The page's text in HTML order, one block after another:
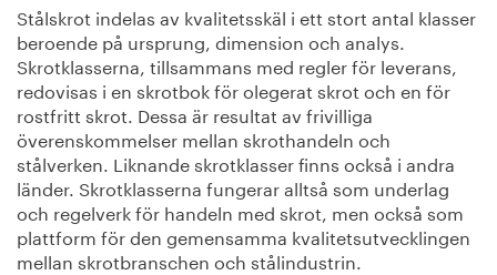
Stålskrot indelas av kvalitetsskäl i ett stort antal klasser
beroende på ursprung, dimension och analys.
Skrotklasserna, tillsammans med regler för leverans,
redovisas i en skrotbok för olegerat skrot och en för
rostfritt skrot. Dessa är resultat av frivilliga
överenskommelser mellan skrothandeln och
stålverken. Liknande skrotklasser finns också i andra
länder. Skrotklasserna fungerar alltså som underlag
och regelverk för handeln med skrot, men också som
plattform för den gemensamma kvalitetsutvecklingen
mellan skrotbranschen och stålindustrin.